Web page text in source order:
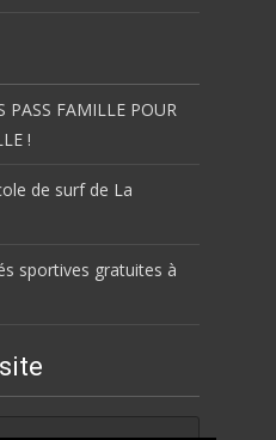
PASS FAMILLE POUR
!
de surf de La
sportives gratuites à